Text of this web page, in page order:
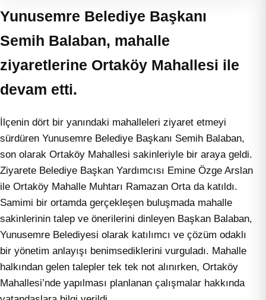
Yunusemre Belediye Başkanı
Semih Balaban, mahalle
ziyaretlerine Ortaköy Mahallesi ile
devam etti.
İlçenin dört bir yanındaki mahalleleri ziyaret etmeyi
sürdüren Yunusemre Belediye Başkanı Semih Balaban,
son olarak Ortaköy Mahallesi sakinleriyle bir araya geldi.
Ziyarete Belediye Başkan Yardımcısı Emine Özge Arslan
ile Ortaköy Mahalle Muhtarı Ramazan Orta da katıldı.
Samimi bir ortamda gerçekleşen buluşmada mahalle
sakinlerinin talep ve önerilerini dinleyen Başkan Balaban,
Yunusemre Belediyesi olarak katılımcı ve çözüm odaklı
bir yönetim anlayışı benimsediklerini vurguladı. Mahalle
halkından gelen talepler tek tek not alınırken, Ortaköy
Mahallesi’nde yapılması planlanan çalışmalar hakkında